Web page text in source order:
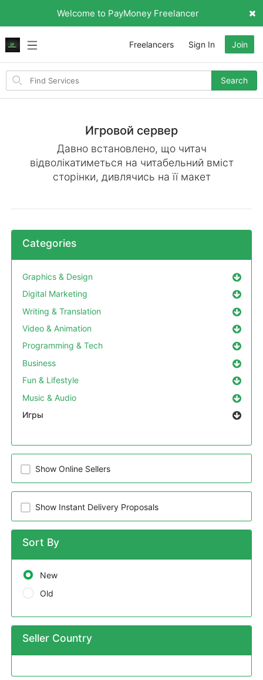
Welcome to PayMoney Freelancer
Search
items
Search
Freelancers Sign In Join
Игровой сервер
Давно встановлено, що читач
відволікатиметься на читабельний вміст
сторінки, дивлячись на її макет
Categories
Graphics & Design
Digital Marketing
Writing & Translation
Video & Animation
Programming & Tech
Business
Fun & Lifestyle
Music & Audio
Игры
Show Online Sellers
Show Instant Delivery Proposals
Sort By
New
Old
Seller Country